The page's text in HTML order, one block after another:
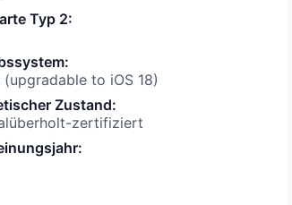
Typ 2:
:
(upgradable to iOS 18)
Zustand:
zertifiziert
: